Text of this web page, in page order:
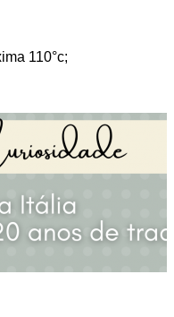
110°c;